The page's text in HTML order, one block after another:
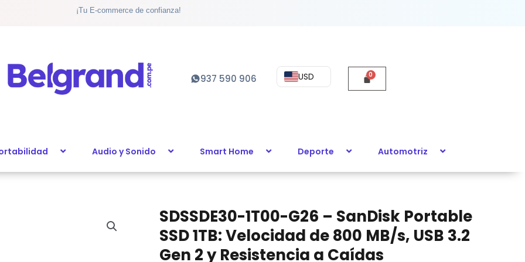
¡Tu E-commerce de confianza!
937 590 906 USD
Audio y Sonido Smart Home Deporte Automotriz
SDSSDE30-1T00-G26 – SanDisk Portable
SSD 1TB: Velocidad de 800 MB/s, USB 3.2
Gen 2 y Resistencia a Caídas